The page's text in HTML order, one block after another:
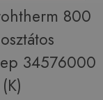
800
34576000
(K)